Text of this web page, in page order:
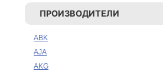
ПРОИЗВОДИТЕЛИ
ABK
AJA
AKG